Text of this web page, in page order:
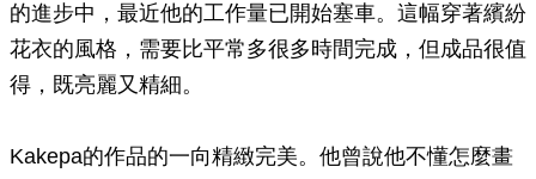
的進步中，最近他的工作量已開始塞車。這幅穿著繽紛
花衣的風格，需要比平常多很多時間完成，但成品很值
得，既亮麗又精細。
Kakepa的作品的一向精緻完美。他曾說他不懂怎麼畫